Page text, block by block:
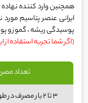
همچنین وارد کننده
ایرانی عنصر پتاسیم
پوسیدگی ریشه ، گموز و
(اگر شما تجربه استفاده از
تعداد
3 تا 2 بار مصرف در طول دوره رشد